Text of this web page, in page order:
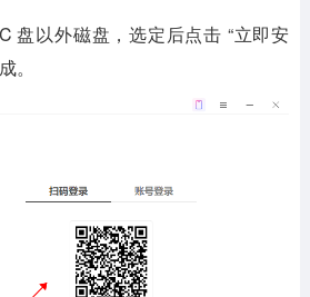
盘以外磁盘，选定后点击 “立即安
。